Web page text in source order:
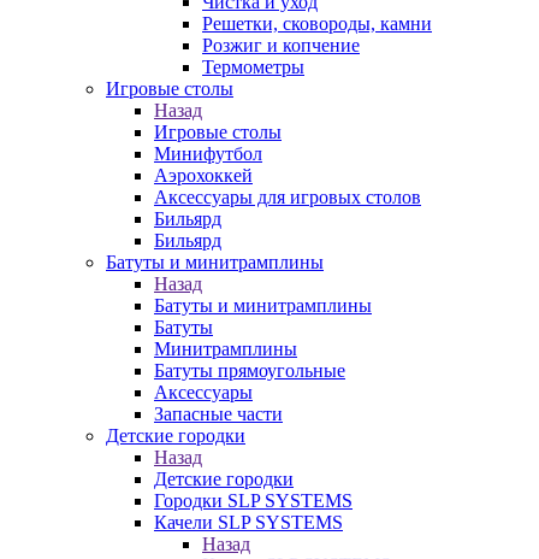
Решетки, сковороды, камни
Розжиг и копчение
Термометры
Игровые столы
Назад
Игровые столы
Минифутбол
Аэрохоккей
Аксессуары для игровых столов
Бильяpд
Бильяpд
Батуты и минитрамплины
Назад
Батуты и минитрамплины
Батуты
Минитрамплины
Батуты прямоугольные
Аксессуары
Запасные части
Детские городки
Назад
Детские городки
Городки SLP SYSTEMS
Качели SLP SYSTEMS
Назад